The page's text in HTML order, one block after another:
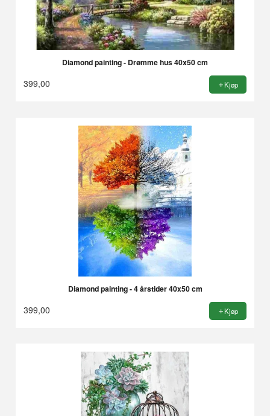
Diamond painting - Drømme hus 40x50 cm
399,00 Kjøp
Diamond painting - 4 årstider 40x50 cm
399,00 Kjøp